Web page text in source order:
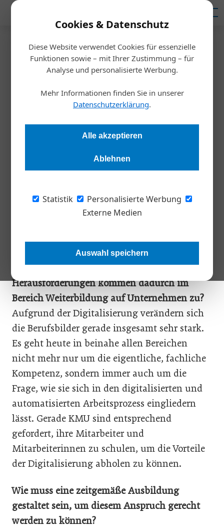
Cookies & Datenschutz
Diese Website verwendet Cookies für essenzielle
Funktionen sowie – mit Ihrer Zustimmung – für
Analyse und personalisierte Werbung.
Mehr Informationen finden Sie in unserer
Datenschutzerklärung.
Alle akzeptieren
Ablehnen
Statistik
Personalisierte Werbung
Externe Medien
Auswahl speichern
Startseite/Persönlichkeiten
Ausbildung ist kein Geschenk
Redaktion 28.02.2018, 10:47 Uhr
Wer in der Digitalisierung nicht untergehen will, muss sich
Markus Raml, warum Unternehmen jetzt auch
Langzeitarbeitslosen und Flüchtlingen eine echte Chance
Pension denken darf.
Die Gesellschaft überaltert, während die
Digitalisierung viele Jobs kosten wird. Welche
Herausforderungen kommen dadurch im
Bereich Weiterbildung auf Unternehmen zu?
Aufgrund der Digitalisierung verändern sich
die Berufsbilder gerade insgesamt sehr stark.
Es geht heute in beinahe allen Bereichen
nicht mehr nur um die eigentliche, fachliche
Kompetenz, sondern immer auch um die
Frage, wie sie sich in den digitalisierten und
automatisierten Arbeitsprozess eingliedern
lässt. Gerade KMU sind entsprechend
gefordert, ihre Mitarbeiter und
Mitarbeiterinnen zu schulen, um die Vorteile
der Digitalisierung abholen zu können.
Wie muss eine zeitgemäße Ausbildung
gestaltet sein, um diesem Anspruch gerecht
werden zu können?